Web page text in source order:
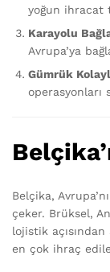
yoğun ihracat
Karayolu
Avrupa’ya
Gümrük
operasyonları
Belçika,
çeker. Brüksel,
lojistik
en çok ihraç